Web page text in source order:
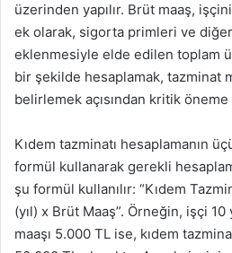
üzerinden yapılır. Brüt maaş,
ek olarak, sigorta primleri ve
eklenmesiyle elde edilen toplam
bir şekilde hesaplamak, tazminat
belirlemek açısından kritik
Kıdem tazminatı hesaplamanın
formül kullanarak gerekli
şu formül kullanılır: “Kıdem
(yıl) x Brüt Maaş”. Örneğin, işçi 10
maaşı 5.000 TL ise, kıdem